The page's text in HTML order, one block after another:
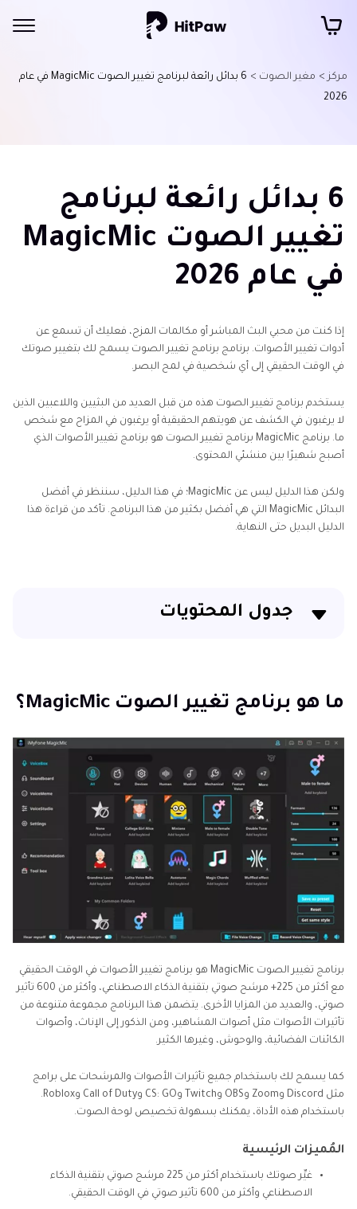
مركز > مغير الصوت >
6 بدائل رائعة لبرنامج تغيير الصوت MagicMic في عام
2026
6 بدائل رائعة لبرنامج
تغيير الصوت MagicMic
في عام 2026
إذا كنت من محبي البث المباشر أو مكالمات المزح، فعليك أن تسمع عن
أدوات تغيير الأصوات. برنامج برنامج تغيير الصوت يسمح لك بتغيير صوتك
في الوقت الحقيقي إلى أي شخصية في لمح البصر.
يستخدم برنامج تغيير الصوت هذه من قبل العديد من البثيين واللاعبين الذين
لا يرغبون في الكشف عن هويتهم الحقيقية أو يرغبون في المزاح مع شخص
ما. برنامج MagicMic برنامج تغيير الصوت هو برنامج تغيير الأصوات الذي
أصبح شهيرًا بين منشئي المحتوى.
ولكن هذا الدليل ليس عن MagicMic؛ في هذا الدليل، سننظر في أفضل
البدائل MagicMic التي هي أفضل بكثير من هذا البرنامج. تأكد من قراءة هذا
الدليل البديل حتى النهاية.
جدول المحتويات
بدائل أخرى موصى بها بشدة لبرنامج تغيير الصوت
MagicMic
أسئلة شائعة حول برنامج تغيير الصوت MagicMic
الخُلاصة
ما هو برنامج تغيير الصوت MagicMic؟
برنامج تغيير الصوت MagicMic هو برنامج تغيير الأصوات في الوقت الحقيقي
مع أكثر من 225+ مرشح صوتي بتقنية الذكاء الاصطناعي، وأكثر من 600 تأثير
صوتي، والعديد من المزايا الأخرى. يتضمن هذا البرنامج مجموعة متنوعة من
تأثيرات الأصوات مثل أصوات المشاهير، ومن الذكور إلى الإناث، وأصوات
الكائنات الفضائية، والوحوش، وغيرها الكثير.
كما يسمح لك باستخدام جميع تأثيرات الأصوات والمرشحات على برامج
مثل Discord وZoom وOBS وTwitch وCS: GO وCall of Duty وRoblox.
باستخدام هذه الأداة، يمكنك بسهولة تخصيص لوحة الصوت.
المُميزات الرئيسية
غيِّر صوتك باستخدام أكثر من 225 مرشح صوتي بتقنية الذكاء
الاصطناعي وأكثر من 600 تأثير صوتي في الوقت الحقيقي.